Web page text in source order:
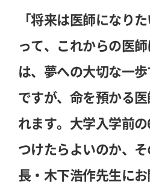
「将来は医師になり
って、これからの医
は、夢への大切な一
ですが、命を預かる
れます。大学入学前
つけたらよいのか、
長・木下浩作先生にお